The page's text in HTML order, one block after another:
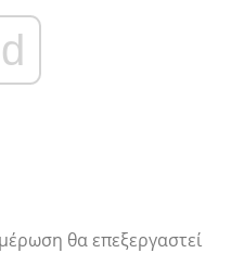
θα επεξεργαστεί